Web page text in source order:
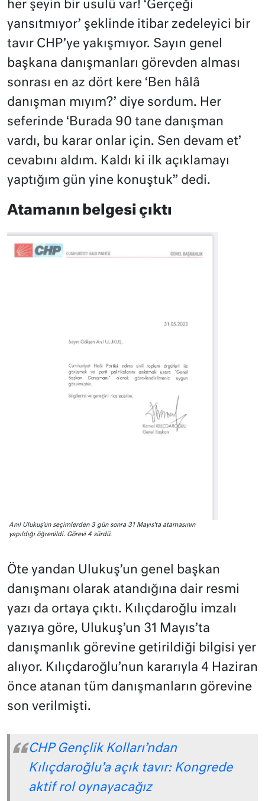
her şeyin bir usulü var! ‘Gerçeği
yansıtmıyor’ şeklinde itibar zedeleyici bir
tavır CHP’ye yakışmıyor. Sayın genel
başkana danışmanları görevden alması
sonrası en az dört kere ‘Ben hâlâ
danışman mıyım?’ diye sordum. Her
seferinde ‘Burada 90 tane danışman
vardı, bu karar onlar için. Sen devam et’
cevabını aldım. Kaldı ki ilk açıklamayı
yaptığım gün yine konuştuk” dedi.
Atamanın belgesi çıktı
Anıl Ulukuş’un seçimlerden 3 gün sonra 31 Mayıs’ta atamasının
yapıldığı öğrenildi. Görevi 4 sürdü.
Öte yandan Ulukuş’un genel başkan
danışmanı olarak atandığına dair resmi
yazı da ortaya çıktı. Kılıçdaroğlu imzalı
yazıya göre, Ulukuş’un 31 Mayıs’ta
danışmanlık görevine getirildiği bilgisi yer
alıyor. Kılıçdaroğlu’nun kararıyla 4 Haziran
önce atanan tüm danışmanların görevine
son verilmişti.
CHP Gençlik Kolları’ndan
Kılıçdaroğlu’a açık tavır: Kongrede
aktif rol oynayacağız